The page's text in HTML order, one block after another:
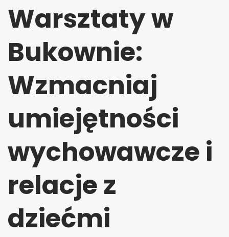
Warsztaty w
Bukownie:
Wzmacniaj
umiejętności
wychowawcze i
relacje z
dziećmi